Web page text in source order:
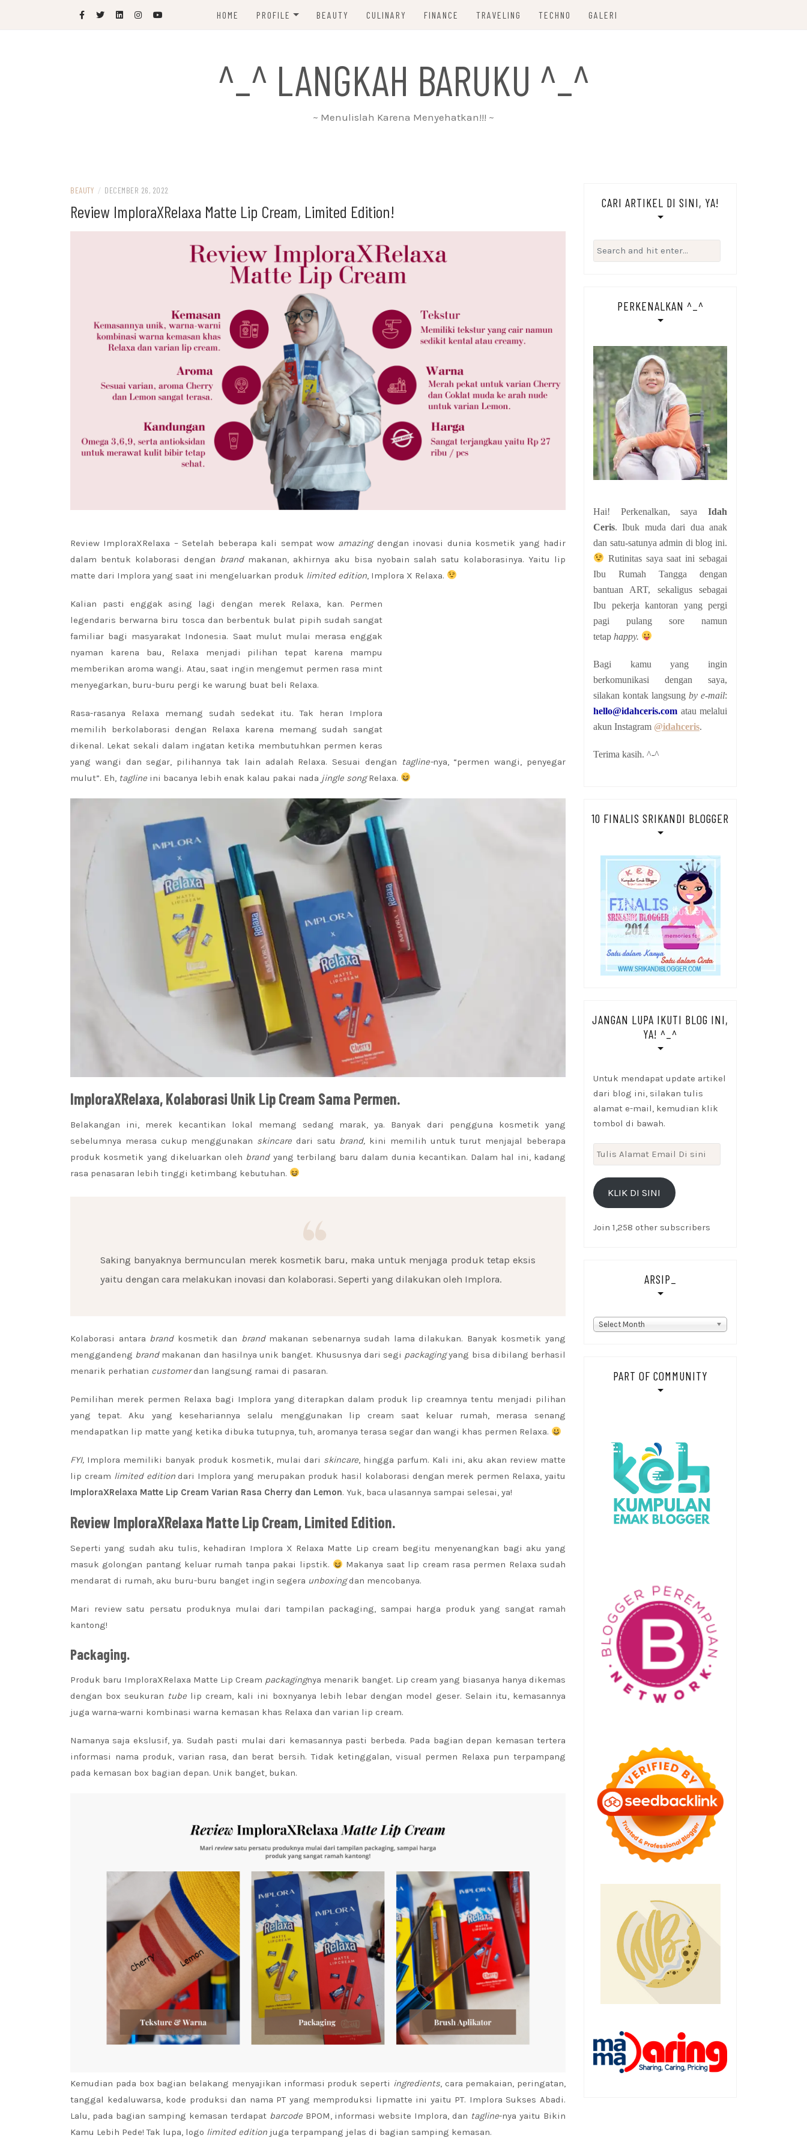
HOME PROFILE
DISCLAIMER
PRIVACY POLICY
BEAUTY CULINARY FINANCE TRAVELING TECHNO GALERI
^_^ LANGKAH BARUKU ^_^
~ Menulislah Karena Menyehatkan!!! ~
BEAUTY / DECEMBER 26, 2022
Review ImploraXRelaxa Matte Lip Cream, Limited Edition!
Review ImploraXRelaxa – Setelah beberapa kali sempat wow amazingdengan inovasi dunia kosmetik yang hadir
dalam bentuk kolaborasi dengan brand makanan, akhirnya aku bisa nyobain salah satu kolaborasinya. Yaitu lip
matte dari Implora yang saat ini mengeluarkan produk limited edition, Implora X Relaxa.
Kalian pasti enggak asing lagi dengan merek Relaxa, kan. Permen
legendaris berwarna biru tosca dan berbentuk bulat pipih sudah sangat
familiar bagi masyarakat Indonesia. Saat mulut mulai merasa enggak
nyaman karena bau, Relaxa menjadi pilihan tepat karena mampu
memberikan aroma wangi. Atau, saat ingin mengemut permen rasa mint
menyegarkan, buru-buru pergi ke warung buat beli Relaxa.
Rasa-rasanya Relaxa memang sudah sedekat itu. Tak heran Implora
memilih berkolaborasi dengan Relaxa karena memang sudah sangat
dikenal. Lekat sekali dalam ingatan ketika membutuhkan permen keras
yang wangi dan segar, pilihannya tak lain adalah Relaxa. Sesuai dengan
tagline-nya, “permen wangi, penyegar
mulut”. Eh, tagline ini bacanya lebih enak kalau pakai nada jingle songRelaxa.
ImploraXRelaxa,Kolaborasi Unik Lip Cream Sama Permen.
Belakangan ini, merek kecantikan lokal memang sedang marak, ya. Banyak dari pengguna kosmetik yang
sebelumnya merasa cukup menggunakan skincare dari satu brand, kini memilih untuk turut menjajal beberapa
produk kosmetik yang dikeluarkan oleh brand yang terbilang baru dalam dunia kecantikan. Dalam hal ini, kadang
rasa penasaran lebih tinggi ketimbang kebutuhan.
Saking banyaknya bermunculan merek kosmetik baru, maka untuk menjaga produk tetap eksis
yaitu dengan cara melakukan inovasi dan kolaborasi. Seperti yang dilakukan oleh Implora.
Kolaborasi antara brandkosmetik dan brandmakanan sebenarnya sudah lama dilakukan. Banyak kosmetik yang
menggandeng brand makanan dan hasilnya unik banget. Khususnya dari segi packagingyang bisa dibilang berhasil
menarik perhatian customerdan langsung ramai di pasaran.
Pemilihan merek permen Relaxa bagi Implora yang diterapkan dalam produk lip creamnya tentu menjadi pilihan
yang tepat. Aku yang kesehariannya selalu menggunakan lip cream saat keluar rumah, merasa senang
mendapatkan lip matte yang ketika dibuka tutupnya, tuh, aromanya terasa segar dan wangi khas permen Relaxa.
FYI, Implora memiliki banyak produk kosmetik, mulai dari skincare, hingga parfum. Kali ini, aku akan review matte
lip cream limited editiondari Implora yang merupakan produk hasil kolaborasi dengan merek permen Relaxa, yaitu
ImploraXRelaxa Matte Lip Cream Varian Rasa Cherry dan Lemon. Yuk, baca ulasannya sampai selesai, ya!
Review ImploraXRelaxa Matte Lip Cream, Limited Edition.
Seperti yang sudah aku tulis, kehadiran Implora X Relaxa Matte Lip cream begitu menyenangkan bagi aku yang
masuk golongan pantang keluar rumah tanpa pakai lipstik.
Makanya saat lip cream rasa permen Relaxa sudah
mendarat di rumah, aku buru-buru banget ingin segera unboxingdan mencobanya.
Mari review satu persatu produknya mulai dari tampilan packaging, sampai harga produk yang sangat ramah
kantong!
Packaging.
Produk baru ImploraXRelaxa Matte Lip Cream packagingnya menarik banget. Lip cream yang biasanya hanya dikemas
dengan box seukuran tube lip cream, kali ini boxnyanya lebih lebar dengan model geser. Selain itu, kemasannya
juga warna-warni kombinasi warna kemasan khas Relaxa dan varian lip cream.
Namanya saja ekslusif, ya. Sudah pasti mulai dari kemasannya pasti berbeda. Pada bagian depan kemasan tertera
informasi nama produk, varian rasa, dan berat bersih. Tidak ketinggalan, visual permen Relaxa pun terpampang
pada kemasan box bagian depan. Unik banget, bukan.
Kemudian pada box bagian belakang menyajikan informasi produk seperti ingredients, cara pemakaian, peringatan,
tanggal kedaluwarsa, kode produksi dan nama PT yang memproduksi lipmatte ini yaitu PT. Implora Sukses Abadi.
Lalu, pada bagian samping kemasan terdapat barcodeBPOM, informasi website Implora, dan tagline-nya yaitu Bikin
Kamu Lebih Pede! Tak lupa, logo limited edition juga terpampang jelas di bagian samping kemasan.
CARI ARTIKEL DI SINI, YA!
Search
for:
PERKENALKAN ^_^
Hai! Perkenalkan, saya Idah
Ceris. Ibuk muda dari dua anak
dan satu-satunya admin di blog ini.
Rutinitas saya saat ini sebagai
Ibu Rumah Tangga dengan
bantuan ART, sekaligus sebagai
Ibu pekerja kantoran yang pergi
pagi pulang sore namun
tetap happy.
Bagi kamu yang ingin
berkomunikasi dengan saya,
silakan kontak langsung by e-mail:
hello@idahceris.com atau melalui
akun Instagram @idahceris.
Terima kasih. ^-^
10 FINALIS SRIKANDI BLOGGER
JANGAN LUPA IKUTI BLOG INI,
YA! ^_^
Untuk mendapat update artikel
dari blog ini, silakan tulis
alamat e-mail, kemudian klik
tombol di bawah.
Tulis
Alamat
Email
KLIK DI SINI
Join 1,258 other subscribers
ARSIP_
Arsip_
Select Month
PART OF COMMUNITY